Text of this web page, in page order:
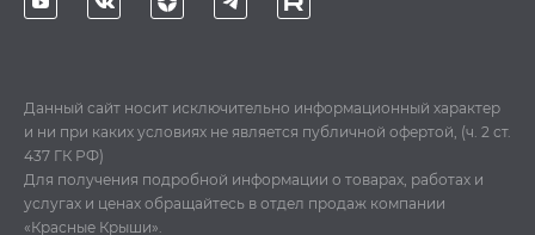
Данный сайт носит исключительно информационный характер
и ни при каких условиях не является публичной офертой, (ч. 2 ст.
437 ГК РФ)
Для получения подробной информации о товарах, работах и
услугах и ценах обращайтесь в отдел продаж компании
«Красные Крыши».